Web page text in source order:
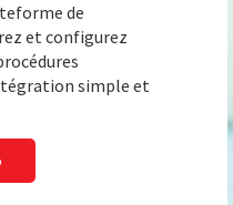
de
et configurez
simple et